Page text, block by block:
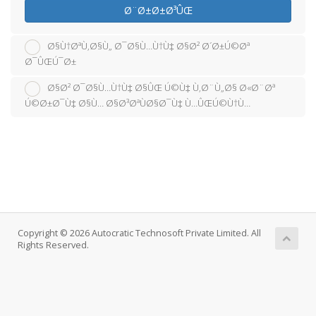
Ø¨Ø±Ø±Ø³ÛŒ
Ø§Ù†ØªÙ‚Ø§Ù„ Ø¯Ø§Ù…Ù†Ù‡ Ø§Ø² Ø´Ø±Ú©Øª
Ø¯ÛŒÚ¯Ø±
Ø§Ø² Ø¯Ø§Ù…Ù†Ù‡ Ø§ÛŒ Ú©Ù‡ Ù‚Ø¨Ù„Ø§ Ø«Ø¨Øª
Ú©Ø±Ø¯Ù‡ Ø§Ù… Ø§Ø³ØªÙØ§Ø¯Ù‡ Ù…ÛŒÚ©Ù†Ù…
Copyright © 2026 Autocratic Technosoft Private Limited. All
Rights Reserved.